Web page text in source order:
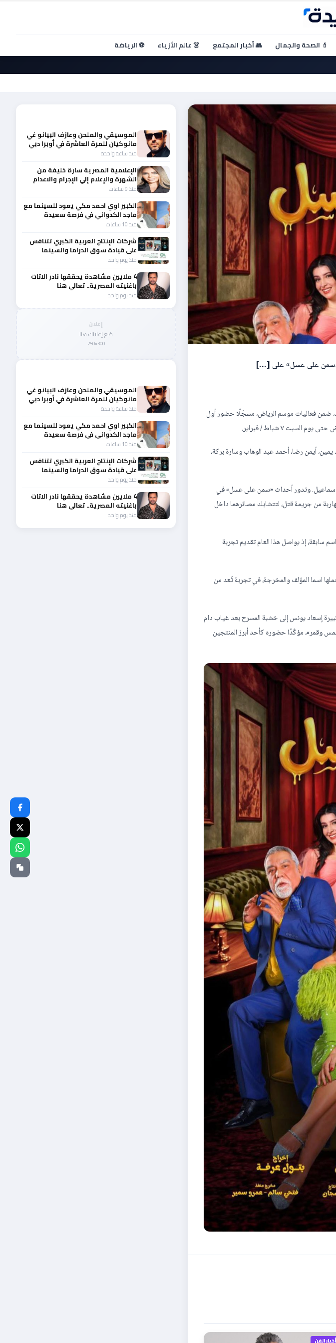
💄 الصحة والجمال 👥 أخبار المجتمع 👗 عالم الأزياء ⚽ الرياضة
ضمن فعاليات موسم الرياض، مسجّلًا حضور أول
٧ شباط / فبراير.
أيمن رضا، أحمد عبد الوهاب وسارة بركة،
إسماعيل. وتدور أحداث «سمن على عسل» في
من جريمة قتل، لتتشابك مصائرهما داخل
إذ يواصل هذا العام تقديم تجربة
اسما المؤلف والمخرجة، في تجربة تُعد من
إسعاد يونس إلى خشبة المسرح بعد غياب دام
وقمر»، مؤكّدًا حضوره كأحد أبرز المنتجين
أخبار الفن
الموسيقي والملحن وعازف البيانو غي
مانوكيان للمرة العاشرة في أوبرا دبي
منذ ساعة واحدة
الإعلامية المصرية سارة خليفة من
الشهرة والإعلام إلي الإجرام والاعدام
منذ 9 ساعات
الكبير اوي احمد مكي يعود للسينما مع
ماجد الكدواني في فرصة سعيدة
منذ 10 ساعات
شركات الإنتاج العربية الكبري تتنافس
على قيادة سوق الدراما والسينما
والصباح في مقدمة المشهد الإقليمي
منذ يوم واحد
4 ملايين مشاهدة يحققها نادر الاتات
باغنيته المصرية.. تعالي هنا
منذ يوم واحد
إعلان
ضع إعلانك هنا
300×250
الموسيقي والملحن وعازف البيانو غي
مانوكيان للمرة العاشرة في أوبرا دبي
منذ ساعة واحدة
الكبير اوي احمد مكي يعود للسينما مع
ماجد الكدواني في فرصة سعيدة
منذ 10 ساعات
شركات الإنتاج العربية الكبري تتنافس
على قيادة سوق الدراما والسينما
والصباح في مقدمة المشهد الإقليمي
منذ يوم واحد
4 ملايين مشاهدة يحققها نادر الاتات
باغنيته المصرية.. تعالي هنا
منذ يوم واحد